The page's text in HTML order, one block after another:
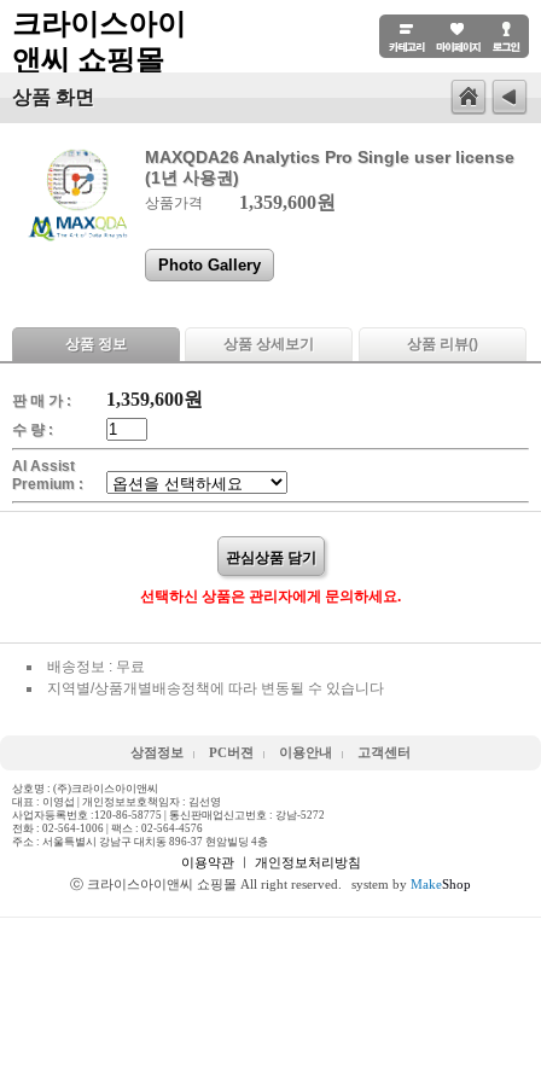
크라이스아이
앤씨 쇼핑몰
상품 화면
MAXQDA26 Analytics Pro Single user license
(1년 사용권)
상품가격 1,359,600원
Photo Gallery
상품 정보 상품 상세보기 상품 리뷰()
판 매 가 : 1,359,600원
수 량 :
AI Assist
Premium :
관심상품 담기
선택하신 상품은 관리자에게 문의하세요.
배송정보 : 무료
지역별/상품개별배송정책에 따라 변동될 수 있습니다
상점정보 PC버젼 이용안내 고객센터
상호명 : (주)크라이스아이앤씨
대표 : 이영섭 | 개인정보보호책임자 : 김선영
사업자등록번호 :120-86-58775 | 통신판매업신고번호 : 강남-5272
전화 : 02-564-1006 | 팩스 : 02-564-4576
주소 : 서울특별시 강남구 대치동 896-37 현암빌딩 4층
이용약관ㅣ 개인정보처리방침
ⓒ 크라이스아이앤씨 쇼핑몰 All right reserved.
system by MakeShop